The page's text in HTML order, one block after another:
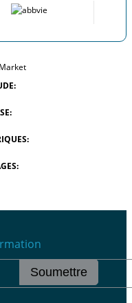
Soumettre